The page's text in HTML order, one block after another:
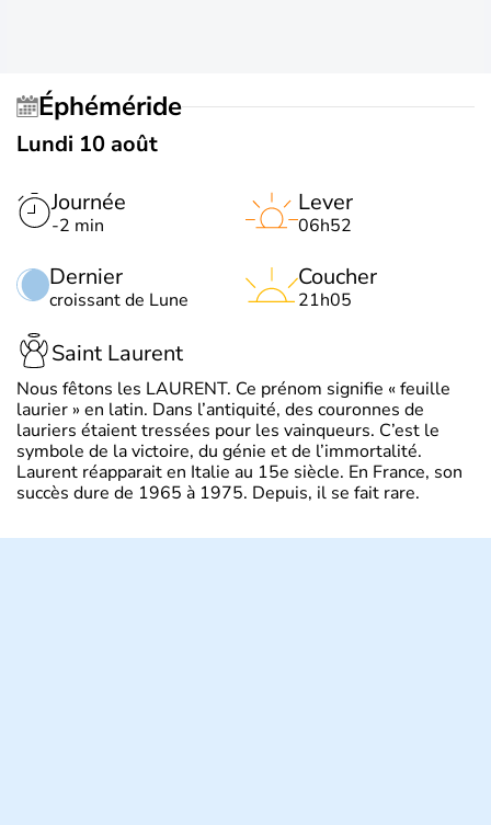
Éphéméride
Lundi 10 août
Journée
-2 min
Dernier
croissant de Lune
Lever
06h52
Coucher
21h05
Saint Laurent
Nous fêtons les LAURENT. Ce prénom signifie « feuille
laurier » en latin. Dans l’antiquité, des couronnes de
lauriers étaient tressées pour les vainqueurs. C’est le
symbole de la victoire, du génie et de l’immortalité.
Laurent réapparait en Italie au 15e siècle. En France, son
succès dure de 1965 à 1975. Depuis, il se fait rare.